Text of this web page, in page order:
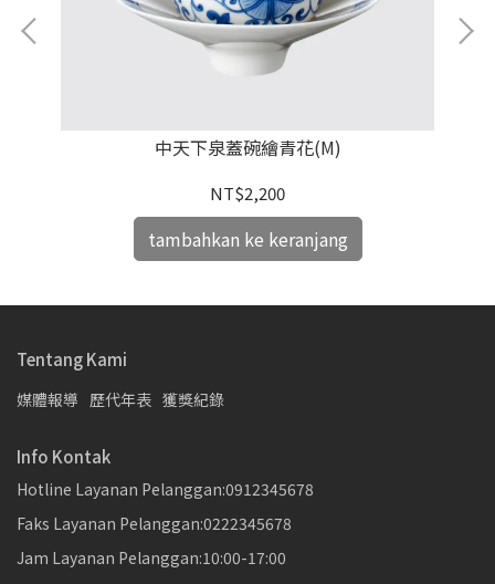
中天下泉蓋碗繪青花(M)
NT$2,200
tambahkan ke keranjang
Tentang Kami
媒體報導 歷代年表 獲獎紀錄
Info Kontak
Hotline Layanan Pelanggan:0912345678
Faks Layanan Pelanggan:0222345678
Jam Layanan Pelanggan:10:00-17:00